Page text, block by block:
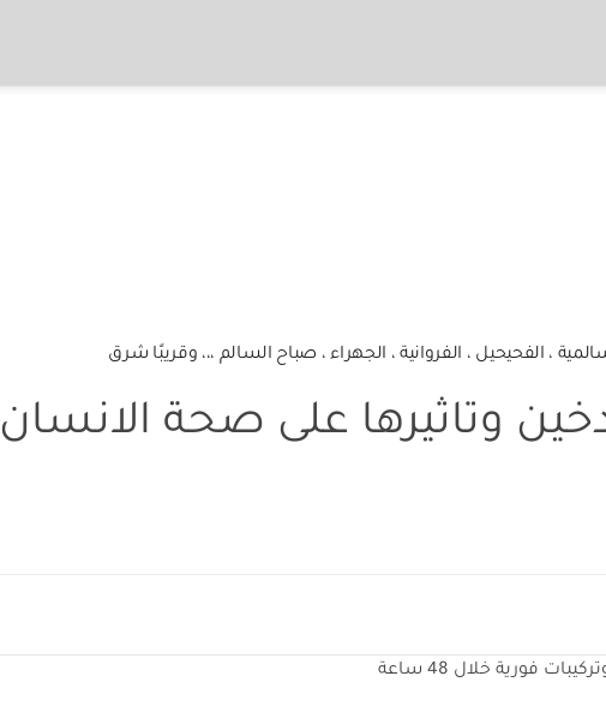
وتاثيرها على صحة الانسان
فورية خلال 48 ساعة